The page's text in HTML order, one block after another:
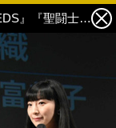
NETFLIXアニメから『ULTRAMAN』『7SEEDS』『聖闘士星矢:Knights of the Zodiac』キャスト登場！高橋洋子が『エヴァ』主題歌熱唱 11枚目の写真・画像